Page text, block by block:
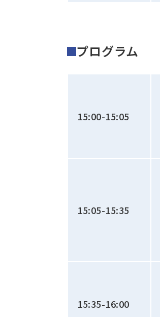
プログラム
15:00-15:05
15:05-15:35
15:35-16:00